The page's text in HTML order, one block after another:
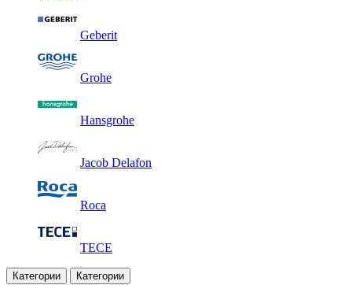
Geberit
Grohe
Hansgrohe
Jacob Delafon
Roca
TECE
Категории Категории